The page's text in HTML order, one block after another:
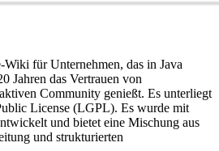
für Unternehmen, das in Java
Jahren das Vertrauen von
Community genießt. Es unterliegt
License (LGPL). Es wurde mit
und bietet eine Mischung aus
und strukturierten